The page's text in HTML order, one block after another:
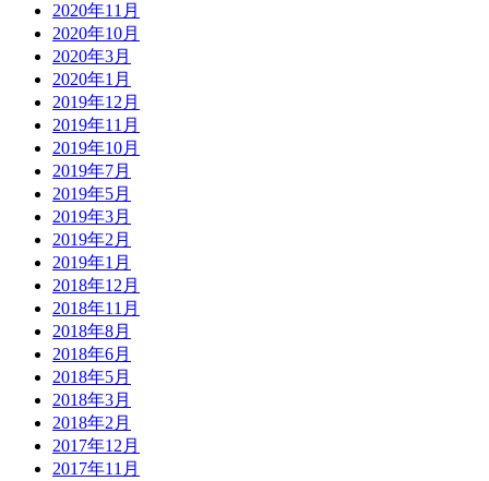
2020年11月
2020年10月
2020年3月
2020年1月
2019年12月
2019年11月
2019年10月
2019年7月
2019年5月
2019年3月
2019年2月
2019年1月
2018年12月
2018年11月
2018年8月
2018年6月
2018年5月
2018年3月
2018年2月
2017年12月
2017年11月